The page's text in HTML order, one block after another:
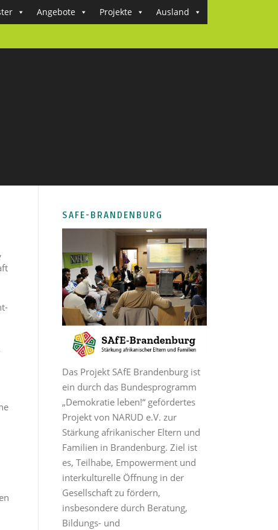
Angebote Projekte Ausland
SAFE-BRANDENBURG
Das Projekt SAfE Brandenburg ist
ein durch das Bundesprogramm
„Demokratie leben!“ gefördertes
Projekt von NARUD e.V. zur
Stärkung afrikanischer Eltern und
Familien in Brandenburg. Ziel ist
es, Teilhabe, Empowerment und
interkulturelle Öffnung in der
Gesellschaft zu fördern,
insbesondere durch Beratung,
Bildungs- und